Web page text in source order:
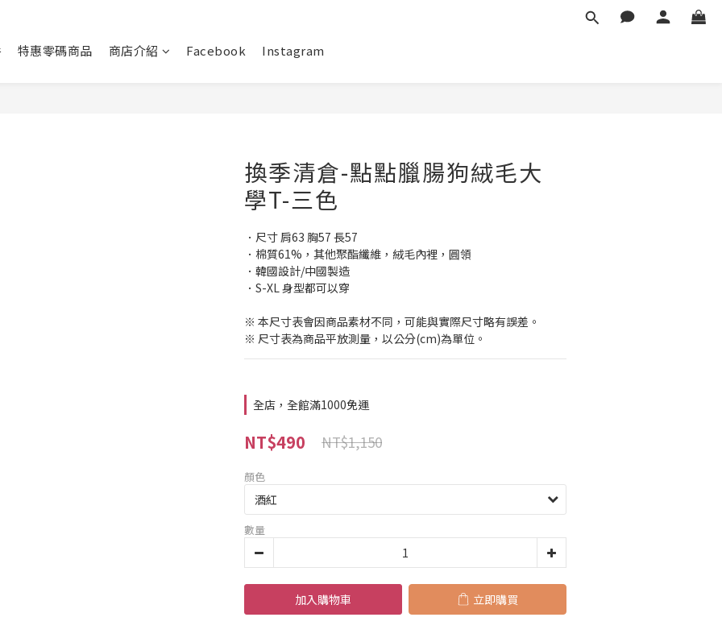
特惠零碼商品 商店介紹 Facebook Instagram
換季清倉-點點臘腸狗絨毛大
學T-三色
．尺寸 肩63 胸57 長57
．棉質61%，其他聚酯纖維，絨毛內裡，圓領
．韓國設計/中國製造
．S-XL 身型都可以穿
※ 本尺寸表會因商品素材不同，可能與實際尺寸略有誤差。
※ 尺寸表為商品平放測量，以公分(cm)為單位。
全店，全館滿1000免運
NT$490 NT$1,150
顏色
數量
加入購物車 立即購買